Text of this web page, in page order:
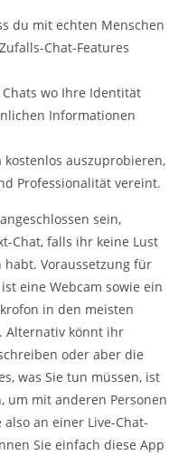
du mit echten Menschen
Chat-Features
wo Ihre Identität
Informationen
auszuprobieren,
Professionalität vereint.
sein,
Chat, falls ihr keine Lust
habt. Voraussetzung für
eine Webcam sowie ein
in den meisten
Alternativ könnt ihr
oder aber die
was Sie tun müssen, ist
um mit anderen Personen
an einer Live-Chat-
Sie einfach diese App